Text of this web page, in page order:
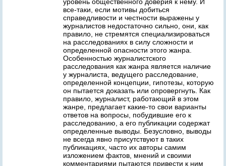
все-таки, если мотивы добиться
справедливости и честности выражены у
журналистов недостаточно сильно, они, как
правило, не стремятся специализироваться
на расследованиях в силу сложности и
определенной опасности этого жанра.
Особенностью журналистского
расследования как жанра является наличие
у журналиста, ведущего расследование,
определенной концепции, гипотезы, которую
он пытается доказать или опровергнуть. Как
правило, журналист, работающий в этом
жанре, предлагает какие-то свои варианты
ответов на вопросы, побудившие его к
расследованию, а его публикации содержат
определенные выводы. Безусловно, выводы
не всегда явно присутствуют в таких
публикациях, часто их авторы самим
изложением фактов, мнений и своими
комментариями пытаются привести к ним